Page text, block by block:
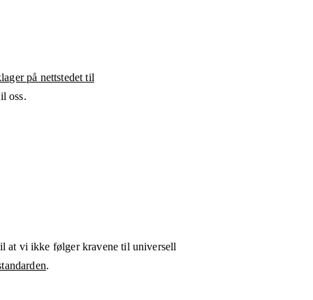
på nettstedet til
oss.
at vi ikke følger kravene til universell
.